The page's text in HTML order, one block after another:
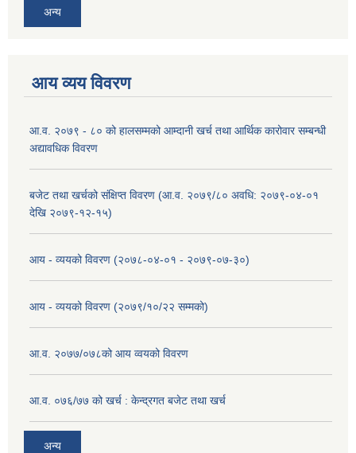
अन्य
आय व्यय विवरण
आ.व. २०७९ - ८० को हालसम्मको आम्दानी खर्च तथा आर्थिक कारोवार सम्बन्धी
अद्यावधिक विवरण
बजेट तथा खर्चको संक्षिप्त विवरण (आ.व. २०७९/८० अवधि: २०७९-०४-०१
देखि २०७९-१२-१५)
आय - व्ययको विवरण (२०७८-०४-०१ - २०७९-०७-३०)
आय - व्ययको विवरण (२०७९/१०/२२ सम्मको)
आ.व. २०७७/०७८को आय व्वयको विवरण
आ.व. ०७६/७७ को खर्च : केन्द्रगत बजेट तथा खर्च
अन्य